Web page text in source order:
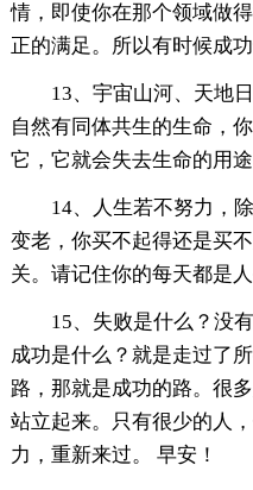
情，即使你在那个领域做
正的满足。所以有时候成
13、宇宙山河、天地
自然有同体共生的生命，
它，它就会失去生命的用途
14、人生若不努力，
变老，你买不起得还是买
关。请记住你的每天都是
15、失败是什么？没
成功是什么？就是走过了
路，那就是成功的路。很
站立起来。只有很少的人
力，重新来过。 早安！